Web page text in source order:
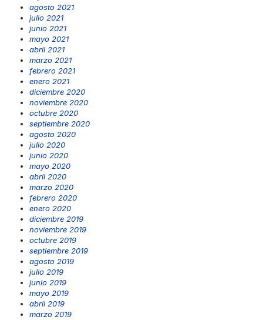
agosto 2021
julio 2021
junio 2021
mayo 2021
abril 2021
marzo 2021
febrero 2021
enero 2021
diciembre 2020
noviembre 2020
octubre 2020
septiembre 2020
agosto 2020
julio 2020
junio 2020
mayo 2020
abril 2020
marzo 2020
febrero 2020
enero 2020
diciembre 2019
noviembre 2019
octubre 2019
septiembre 2019
agosto 2019
julio 2019
junio 2019
mayo 2019
abril 2019
marzo 2019